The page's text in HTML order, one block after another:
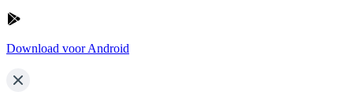
Download voor Android